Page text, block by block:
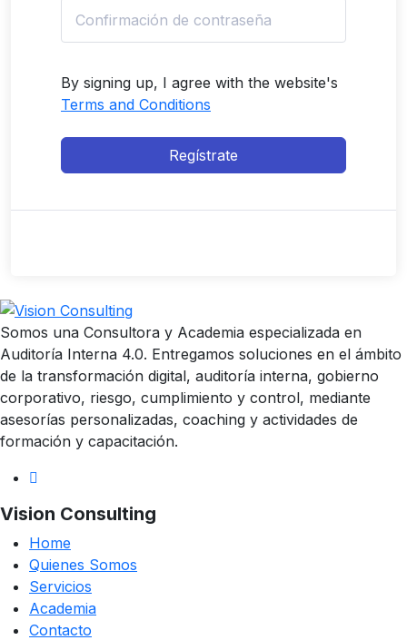
By signing up, I agree with the website's
Terms and Conditions
Regístrate
Somos una Consultora y Academia especializada en
Auditoría Interna 4.0. Entregamos soluciones en el ámbito
de la transformación digital, auditoría interna, gobierno
corporativo, riesgo, cumplimiento y control, mediante
asesorías personalizadas, coaching y actividades de
formación y capacitación.
Vision Consulting
Home
Quienes Somos
Servicios
Academia
Contacto